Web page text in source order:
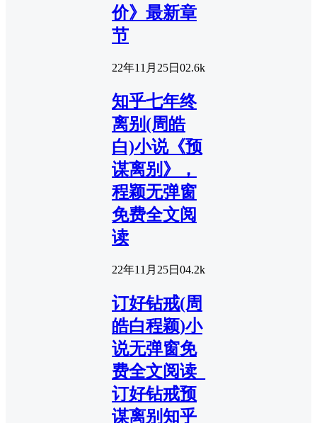
价》最新章
节
22年11月25日 02.6k
知乎七年终
离别(周皓
白)小说《预
谋离别》，
程颖无弹窗
免费全文阅
读
22年11月25日 04.2k
订好钻戒(周
皓白程颖)小
说无弹窗免
费全文阅读_
订好钻戒预
谋离别知乎